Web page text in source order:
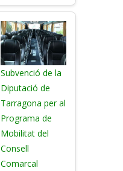
Subvenció de la
Diputació de
Tarragona per al
Programa de
Mobilitat del
Consell
Comarcal